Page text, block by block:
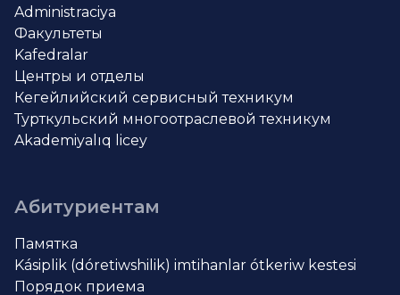
Administraciya
Факультеты
Kafedralar
Центры и отделы
Кегейлийский сервисный техникум
Турткульский многоотраслевой техникум
Akademiyalıq licey
Абитуриентам
Памятка
Kásiplik (dóretiwshilik) imtihanlar ótkeriw kestesi
Порядок приема